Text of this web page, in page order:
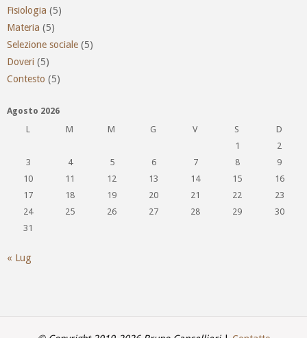
Fisiologia (5)
Materia (5)
Selezione sociale (5)
Doveri (5)
Contesto (5)
Agosto 2026
L
M M G V S
D
1
2
3
4 5 6 7 8
9
10
11 12 13 14 15
16
17
18 19 20 21 22
23
24
25 26 27 28 29
30
31
« Lug